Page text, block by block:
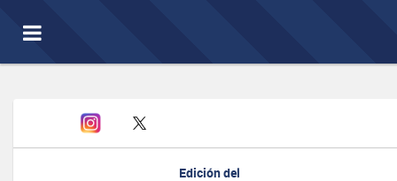
Toggle
navigation
Edición del